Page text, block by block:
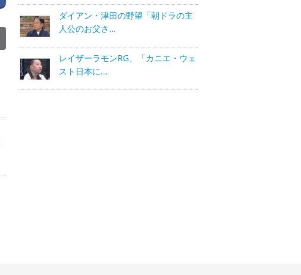
ダイアン・津田の野望「朝ドラの主
人公のお父さ…
レイザーラモンRG、「カニエ・ウェ
スト日本に…